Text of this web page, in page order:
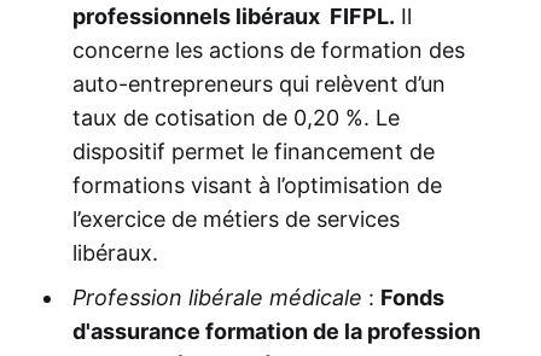
professionnels libéraux FIFPL. Il
concerne les actions de formation des
auto-entrepreneurs qui relèvent d’un
taux de cotisation de 0,20 %. Le
dispositif permet le financement de
formations visant à l’optimisation de
l’exercice de métiers de services
libéraux.
Profession libérale médicale : Fonds
d'assurance formation de la profession